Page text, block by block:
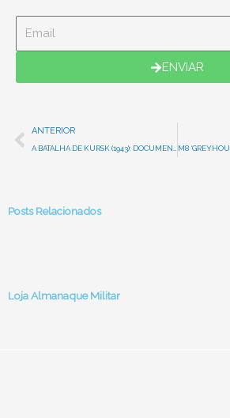
ENVIAR
Prev
ANTERIOR
Posts Relacionados
Loja Almanaque Militar